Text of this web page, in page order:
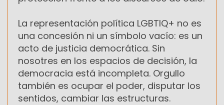
La representación política LGBTIQ+ no es
una concesión ni un símbolo vacío: es un
acto de justicia democrática. Sin
nosotres en los espacios de decisión, la
democracia está incompleta. Orgullo
también es ocupar el poder, disputar los
sentidos, cambiar las estructuras.